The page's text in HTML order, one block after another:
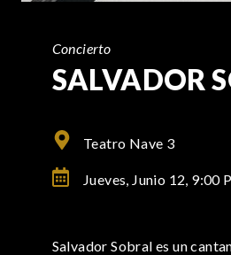
Concierto
SALVADOR
Teatro Nave 3
Jueves, Junio 12, 9:00
Salvador Sobral es un